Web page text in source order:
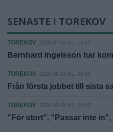
SENASTE I TOREKOV
TOREKOV 2026-07-02 KL. 13:30
Bernhard Ingelsson har
TOREKOV 2026-05-21 KL. 06:00
Från första jobbet till sista
TOREKOV 2026-05-01 KL. 08:00
"För stort", "Passar inte in",